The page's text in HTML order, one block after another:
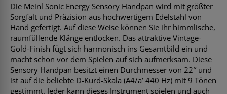
Die Meinl Sonic Energy Sensory Handpan wird mit größter
Sorgfalt und Präzision aus hochwertigem Edelstahl von
Hand gefertigt. Auf diese Weise können Sie ihr himmlische,
raumfüllende Klänge entlocken. Das attraktive Vintage-
Gold-Finish fügt sich harmonisch ins Gesamtbild ein und
macht schon vor dem Spielen auf sich aufmerksam. Diese
Sensory Handpan besitzt einen Durchmesser von 22″ und
ist auf die beliebte D-Kurd-Skala (A4/a’ 440 Hz) mit 9 Tönen
gestimmt. Jeder kann dieses Instrument spielen und auch